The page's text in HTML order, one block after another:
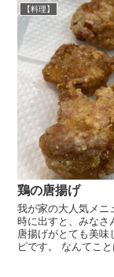
【料理】
鶏の唐揚げ
我が家の大人気メニ
時に出すと、みなさ
唐揚げがとても美味
ピです。 なんてこと